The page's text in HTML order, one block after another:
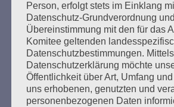
Die Botschaft der Überlebenden, rechte
Bedrohungsallianzen und
DAS VERGESSEN: Veranstaltung des
Komitees zur Pogromnacht 1938
Online-Veranstaltung vom 5.
Botschaft von Überlebenden der
von dem Auftrag, den sie von ihren
ihren Familien und
Person, erfolgt stets im Einklang
Datenschutz-Grundverordnung
Übereinstimmung mit den für das
Komitee geltenden
Datenschutzbestimmungen.
Datenschutzerklärung möchte
Öffentlichkeit über Art, Umfang
uns erhobenen, genutzten und
personenbezogenen Daten